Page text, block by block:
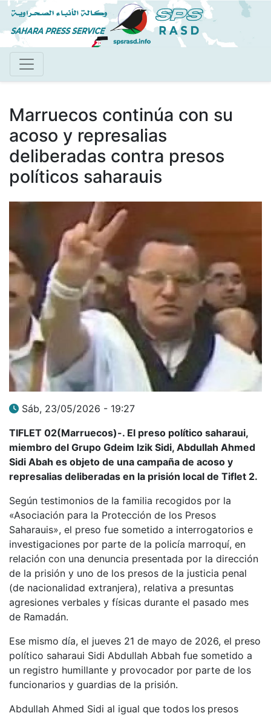
Pasar
al
contenido
Marruecos continúa con su
acoso y represalias
deliberadas contra presos
políticos saharauis
Sáb, 23/05/2026 - 19:27
TIFLET 02(Marruecos)-. El preso político saharaui,
miembro del Grupo Gdeim Izik Sidi, Abdullah Ahmed
Sidi Abah es objeto de una campaña de acoso y
represalias deliberadas en la prisión local de Tiflet 2.
Según testimonios de la familia recogidos por la
«Asociación para la Protección de los Presos
Saharauis», el preso fue sometido a interrogatorios e
investigaciones por parte de la policía marroquí, en
relación con una denuncia presentada por la dirección
de la prisión y uno de los presos de la justicia penal
(de nacionalidad extranjera), relativa a presuntas
agresiones verbales y físicas durante el pasado mes
de Ramadán.
Ese mismo día, el jueves 21 de mayo de 2026, el preso
político saharaui Sidi Abdullah Abbah fue sometido a
un registro humillante y provocador por parte de los
funcionarios y guardias de la prisión.
Abdullah Ahmed Sidi al igual que todos los presos